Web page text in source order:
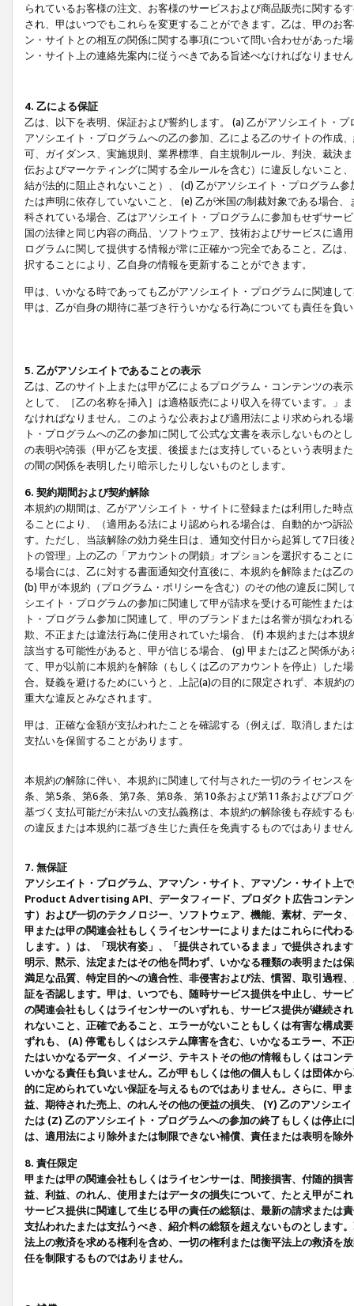
られているお客様の注文、お客様のサービスおよび商品販売に関する
され、甲はいつでもこれらを変更することができます。乙は、甲のお
ン・サイトとの相互の関係に関する事項について問い合わせがあった
ン・サイト上の連絡先案内に従うべきである旨述べなければなりませ
4. 乙による保証
乙は、以下を表明、保証および誓約します。 (a) 乙がアソシエイト・
アソシエイト・プログラムへの乙の参加、乙による乙のサイトの作成
可、ガイダンス、実施規則、業界標準、自主規制ルール、判決、裁決
伝およびマーケティングに関する全ルールを含む）に違反しないこと
結が法的に阻止されないこと）、 (d) 乙がアソシエイト・プログラム
たは声明に依存していないこと、 (e) 乙が米国の制裁対象である場合
科されている場合、乙はアソシエイト・プログラムに参加もせずサー
国の法律と同じ内容の商品、ソフトウェア、技術およびサービスに適
ログラムに関して提供する情報が常に正確かつ完全であること。乙は
択することにより、乙自身の情報を更新することができます。
甲は、いかなる時であっても乙がアソシエイト・プログラムに関連し
甲は、乙が自身の期待に基づき行ういかなる行為についても責任を負
5. 乙がアソシエイトであることの表示
乙は、乙のサイト上または甲が乙によるプログラム・コンテンツの表
として、［乙の名称を挿入］は適格販売により収入を得ています。」
なければなりません。このような公表および適用法により求められる
ト・プログラムへの乙の参加に関して公式な文書を表示しないもの
の表明や誇張（甲が乙を支援、後援または支持しているという表明ま
の間の関係を表明したり暗示したりしないものとします。
6. 契約期間および契約解除
本規約の期間は、乙がアソシエイト・サイトに登録または利用した時
ることにより、（適用ある法により認められる場合は、自動的かつ訴
す。ただし、当該解除の効力発生日は、通知交付日から起算して7日
トの管理」上の乙の「アカウントの閉鎖」オプションを選択するこ
る場合には、乙に対する書面通知交付直後に、本規約を解除または乙
(b) 甲が本規約（プログラム・ポリシーを含む）のその他の違反に関
シエイト・プログラムの参加に関連して甲が請求を受ける可能性また
ト・プログラム参加に関連して、甲のブランドまたは名誉が損なわれ
欺、不正または違法行為に使用されていた場合、 (f) 本規約または本
該当する可能性があると、甲が信じる場合、 (g) 甲または乙と関係が
て、甲が以前に本規約を解除（もしくは乙のアカウントを停止）した
合。疑義を避けるためにいうと、上記(a)の目的に限定されず、本規
重大な違反とみなされます。
甲は、正確な金額が支払われたことを確認する（例えば、取消しまた
支払いを保留することがあります。
本規約の解除に伴い、本規約に関連して付与された一切のライセンス
条、第5条、第6条、第7条、第8条、第10条および第11条およびプロ
基づく支払可能だが未払いの支払義務は、本規約の解除後も存続する
の違反または本規約に基づき生じた責任を免責するものではありませ
7. 無保証
アソシエイト・プログラム、アマゾン・サイト、アマゾン・サイト上
Product Advertising API、データフィード、プロダクト広告コンテ
す）および一切のテクノロジー、ソフトウェア、機能、素材、データ
甲または甲の関連会社もしくライセンサーによりまたはこれらに代わ
します。）は、「現状有姿」、「提供されているまま」で提供されま
明示、黙示、法定またはその他を問わず、いかなる種類の表明または
満足な品質、特定目的への適合性、非侵害および法、慣習、取引過程
証を否認します。甲は、いつでも、随時サービス提供を中止し、サー
の関連会社もしくはライセンサーのいずれも、サービス提供が継続さ
れないこと、正確であること、エラーがないこともしくは有害な構成
ずれも、 (A) 停電もしくはシステム障害を含む、いかなるエラー、不
たはいかなるデータ、イメージ、テキストその他の情報もしくはコン
いかなる責任も負いません。乙が甲もしくは他の個人もしくは団体か
的に定められていない保証を与えるものではありません。さらに、甲
益、期待された売上、のれんその他の便益の損失、 (Y) 乙のアソシエ
たは (Z) 乙のアソシエイト・プログラムへの参加の終了もしくは停止
は、適用法により除外または制限できない補償、責任または表明を除
8. 責任限定
甲または甲の関連会社もしくはライセンサーは、間接損害、付随的損
益、利益、のれん、使用またはデータの損失について、たとえ甲がこ
サービス提供に関連して生じる甲の責任の総額は、最新の請求または
支払われたまたは支払うべき、紹介料の総額を超えないものとします
法上の救済を求める権利を含め、一切の権利または衡平法上の救済を
任を制限するものではありません。